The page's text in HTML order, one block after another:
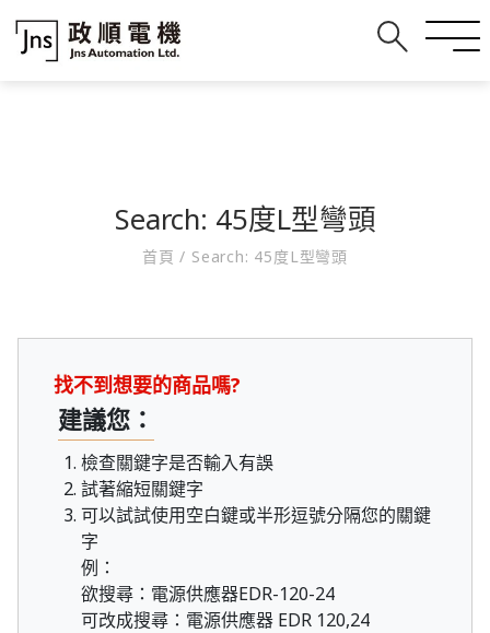
Search: 45度L型彎頭
首頁/ Search: 45度L型彎頭
找不到想要的商品嗎?
建議您：
檢查關鍵字是否輸入有誤
試著縮短關鍵字
可以試試使用空白鍵或半形逗號分隔您的關鍵
字
例：
欲搜尋：電源供應器EDR-120-24
可改成搜尋：電源供應器 EDR 120,24